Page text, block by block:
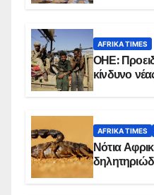
AFRIKA TIMES
ΟΗΕ:
κίνδυνο
AFRIKA TIMES
Νότια